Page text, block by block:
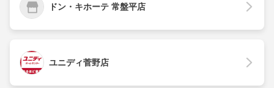
ドン・キホーテ 常盤平店
ユニディ菅野店